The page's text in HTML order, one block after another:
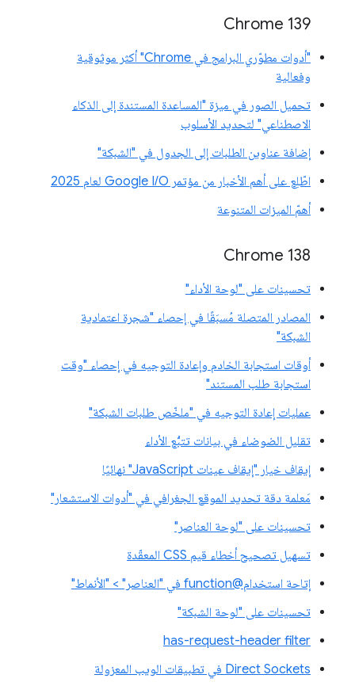
‫Chrome 139
"أدوات مطوّري البرامج في Chrome" أكثر موثوقية
وفعالية
تحميل الصور في ميزة "المساعدة المستندة إلى الذكاء
الاصطناعي" لتحديد الأسلوب
إضافة عناوين الطلبات إلى الجدول في "الشبكة"
اطّلِع على أهم الأخبار من مؤتمر Google I/O لعام 2025
أهمّ الميزات المتنوعة
‫Chrome 138
تحسينات على "لوحة الأداء"
المصادر المتصلة مُسبَقًا في إحصاء "شجرة اعتمادية
الشبكة"
أوقات استجابة الخادم وإعادة التوجيه في إحصاء "وقت
استجابة طلب المستند"
عمليات إعادة التوجيه في "ملخّص طلبات الشبكة"
تقليل الضوضاء في بيانات تتبُّع الأداء
إيقاف خيار "إيقاف عينات JavaScript" نهائيًا
مَعلمة دقة تحديد الموقع الجغرافي في "أدوات الاستشعار"
تحسينات على "لوحة العناصر"
تسهيل تصحيح أخطاء قيم CSS المعقّدة
إتاحة استخدام@function في "العناصر" > "الأنماط"
تحسينات على "لوحة الشبكة"
has-request-header filter
Direct Sockets في تطبيقات الويب المعزولة